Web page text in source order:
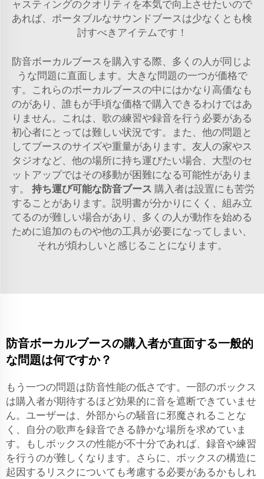
ャスティングのクオリティを本気で向上させたいので
あれば、ポータブルなサウンドブースは少なくとも検
討すべきアイテムです！
防音ボーカルブースを購入する際、多くの人が同じよ
うな問題に直面します。大きな問題の一つが価格で
す。これらのボーカルブースの中にはかなり高価なも
のがあり、誰もが手頃な価格で購入できるわけではあ
りません。これは、歌の練習や録音を行う必要がある
初心者にとっては難しい状況です。また、他の問題と
してブースのサイズや重量があります。友人の家やス
タジオなど、他の場所に持ち運びたい場合、大型のセ
ットアップではその移動が困難になる可能性がありま
す。 持ち運び可能な防音ブース 購入者は設置にも苦労
することがあります。説明書が分かりにくく、組み立
てるのが難しい場合があり、多くの人が動作を始める
ために追加のものや他の工具が必要になってしまい、
それが煩わしいと感じることになります。
防音ボーカルブースの購入者が直面する一般的
な問題は何ですか？
もう一つの問題は防音性能の低さです。一部のボックス
は購入者が期待するほど効果的に音を遮断できていませ
ん。ユーザーは、外部からの騒音に邪魔されることな
く、自分の歌声を録音できる静かな場所を求めていま
す。もしボックスの性能が不十分であれば、録音や練習
を行うのが難しくなります。さらに、ボックスの構造に
起因するリスクについても考慮する必要があるかもしれ